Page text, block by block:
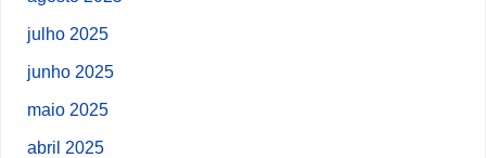
julho 2025
junho 2025
maio 2025
abril 2025